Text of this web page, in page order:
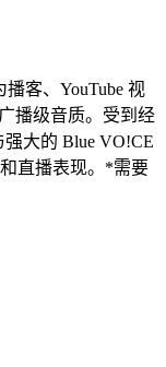
播客、YouTube 视
播级音质。受到经
大的 Blue VO!CE
直播表现。*需要